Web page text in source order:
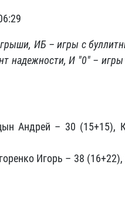
ИБ – игры с
надежности, И "0" –
Андрей – 30 (15+15),
Игорь – 38